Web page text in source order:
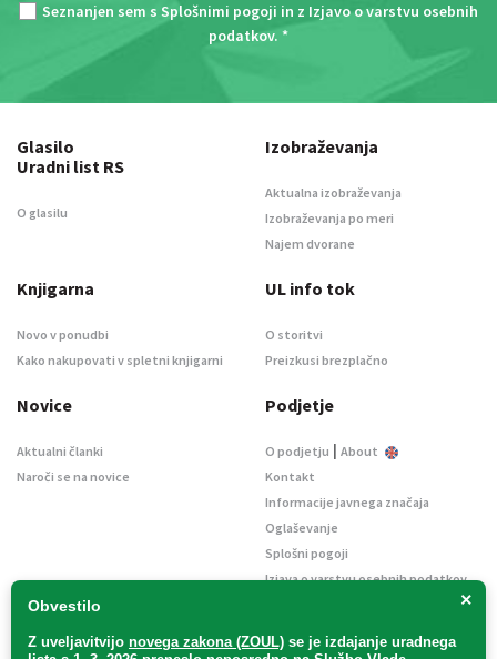
Seznanjen sem s Splošnimi pogoji in z Izjavo o varstvu osebnih
podatkov. *
×
Obvestilo
Z uveljavitvijo novega zakona (ZOUL) se je izdajanje uradnega
Glasilo
Uradni list RS
O glasilu
Izobraževanja
Aktualna izobraževanja
Izobraževanja po meri
Najem dvorane
Knjigarna
Novo v ponudbi
Kako nakupovati v spletni knjigarni
UL info tok
O storitvi
Preizkusi brezplačno
Novice
Aktualni članki
Naroči se na novice
Podjetje
O podjetju | About
Kontakt
Informacije javnega značaja
Oglaševanje
Splošni pogoji
Izjava o varstvu osebnih podatkov